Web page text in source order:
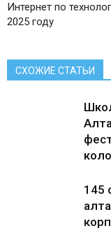
Интернет по
2025 году
СХОЖИЕ СТАТЬИ
145